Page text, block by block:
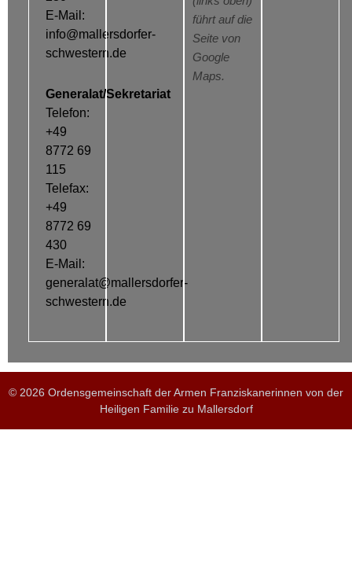
E-Mail:
info@mallersdorfer-
schwestern.de
Generalat/Sekretariat
Telefon:
+49
8772 69
115
Telefax:
+49
8772 69
430
E-Mail:
generalat@mallersdorfer-
schwestern.de
führt auf die
Seite von
Google
Maps.
© 2026 Ordensgemeinschaft der Armen Franziskanerinnen von der
Heiligen Familie zu Mallersdorf